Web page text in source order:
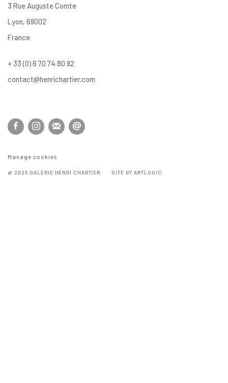
3 Rue Auguste Comte
Lyon, 69002
France
+ 33 (0) 6 70 74 80 92
contact@henrichartier.com
Manage cookies
@ 2025 GALERIE HENRI CHARTIER SITE BY ARTLOGIC